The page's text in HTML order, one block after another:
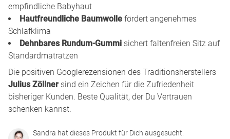
empfindliche Babyhaut
Hautfreundliche Baumwolle fördert angenehmes
Schlafklima
Dehnbares Rundum-Gummi sichert faltenfreien Sitz auf
Standardmatratzen
Die positiven Googlerezensionen des Traditionsherstellers
Julius Zöllner sind ein Zeichen für die Zufriedenheit
bisheriger Kunden. Beste Qualität, der Du Vertrauen
schenken kannst.
Sandra hat dieses Produkt für Dich ausgesucht.